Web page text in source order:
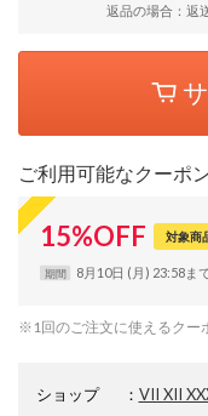
返品の場合：返
ご利用可能なクーポ
15%OFF 対象商
期間 8月10日 (月) 23:58ま
※1回のご注文に使えるクー
ショップ ： VII XII